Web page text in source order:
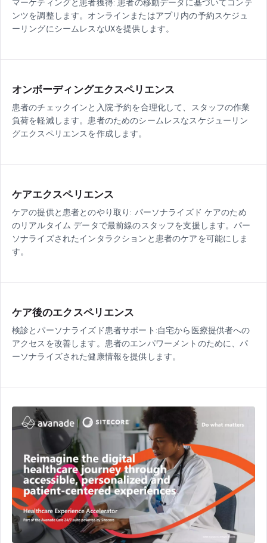
マーケティングと患者獲得: 患者の移動データに基づいてコンテ
ンツを調整します。オンラインまたはアプリ内の予約スケジュ
ーリングにシームレスなUXを提供します。
オンボーディングエクスペリエンス
患者のチェックインと入院:予約を合理化して、スタッフの作業
負荷を軽減します。患者のためのシームレスなスケジューリン
グエクスペリエンスを作成します。
ケアエクスペリエンス
ケアの提供と患者とのやり取り: パーソナライズド ケアのため
のリアルタイム データで最前線のスタッフを支援します。パー
ソナライズされたインタラクションと患者のケアを可能にしま
す。
ケア後のエクスペリエンス
検診とパーソナライズド患者サポート:自宅から医療提供者への
アクセスを改善します。患者のエンパワーメントのために、パ
ーソナライズされた健康情報を提供します。